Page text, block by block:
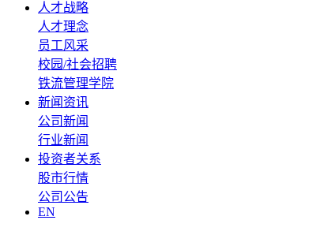
人才战略
人才理念
员工风采
校园/社会招聘
铁流管理学院
新闻资讯
公司新闻
行业新闻
投资者关系
股市行情
公司公告
EN